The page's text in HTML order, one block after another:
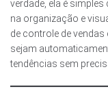
verdade, ela é
na organização e
de controle de
sejam
tendências sem